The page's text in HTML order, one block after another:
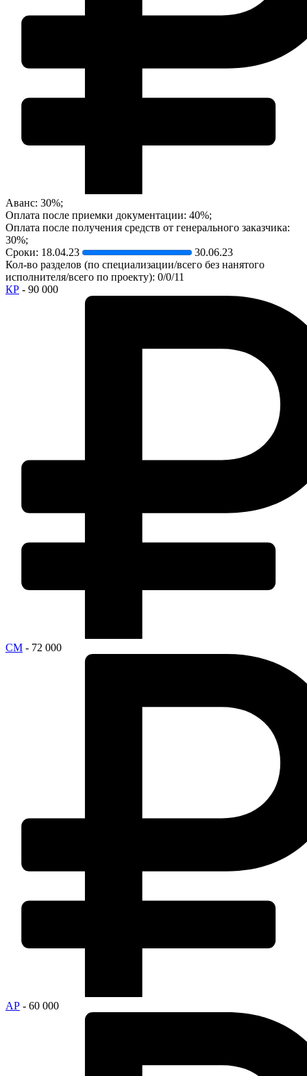
Аванс: 30%;
Оплата после приемки документации: 40%;
Оплата после получения средств от генерального заказчика:
30%;
Сроки: 18.04.23
30.06.23
Кол-во разделов (по специализации/всего без нанятого
исполнителя/всего по проекту): 0/0/11
КР - 90 000
СМ - 72 000
АР - 60 000